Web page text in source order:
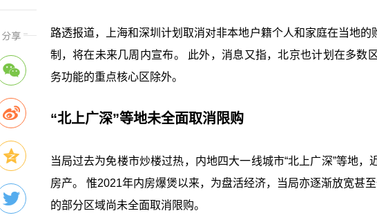
路透报道，上海和深圳计划取消对非本地户籍个人和家庭在当地
制，将在未来几周内宣布。 此外，消息又指，北京也计划在多数
务功能的重点核心区除外。
“北上广深”等地未全面取消限购
当局过去为免楼市炒楼过热，内地四大一线城市“北上广深”等地
房产。 惟2021年内房爆煲以来，为盘活经济，当局亦逐渐放宽甚
的部分区域尚未全面取消限购。